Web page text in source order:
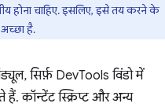
चाहिए. इसलिए, इसे तय करने के
है.
सिर्फ़ DevTools विंडो में
कॉन्टेंट स्क्रिप्ट और अन्य